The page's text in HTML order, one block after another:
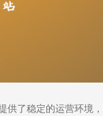
了稳定的运营环境，